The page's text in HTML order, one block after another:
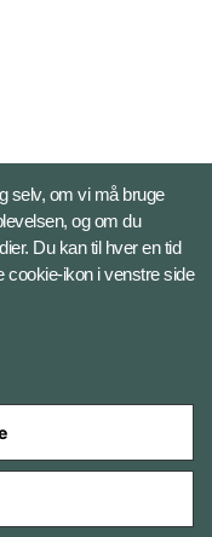
selv, om vi må bruge
og om du
Du kan til hver en tid
ikon i venstre side